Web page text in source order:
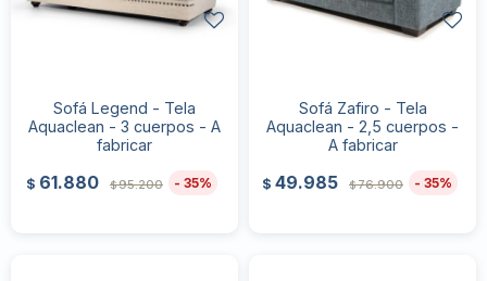
Sofá Legend - Tela
Aquaclean - 3 cuerpos - A
fabricar
$ 61.880 $95.200 35
Sofá Zafiro - Tela
Aquaclean - 2,5 cuerpos -
A fabricar
$ 49.985 $76.900 35